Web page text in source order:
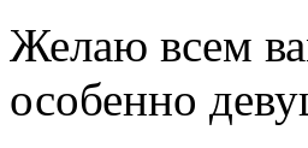
Желаю всем
особенно